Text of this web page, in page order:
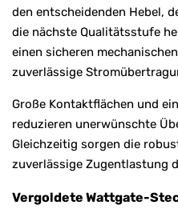
den entscheidenden Hebel,
die nächste Qualitätsstufe
einen sicheren
zuverlässige
Große Kontaktflächen und
reduzieren unerwünschte
Gleichzeitig sorgen die
zuverlässige Zugentlastung
Vergoldete Wattgate-